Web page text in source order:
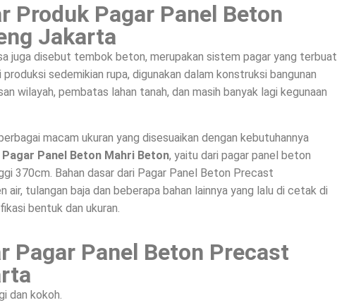
Produk Pagar Panel Beton
Jakarta
juga disebut tembok beton, merupakan sistem pagar yang terbuat
sedemikian rupa, digunakan dalam konstruksi bangunan
wilayah, pembatas lahan tanah, dan masih banyak lagi kegunaan
macam ukuran yang disesuaikan dengan kebutuhannya
Pagar Panel Beton Mahri Beton, yaitu dari pagar panel beton
370cm. Bahan dasar dari Pagar Panel Beton Precast
air, tulangan baja dan beberapa bahan lainnya yang lalu di cetak di
bentuk dan ukuran.
Pagar Panel Beton Precast
dan kokoh.